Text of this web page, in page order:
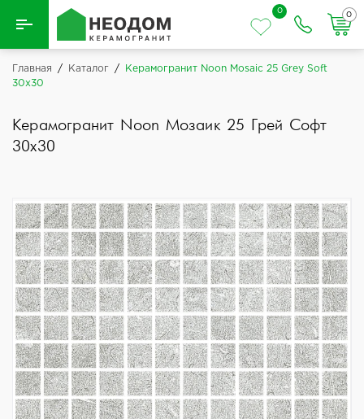
Назад
0
0
Главная / Каталог /
Керамогранит Noon Mosaic 25 Grey Soft
30x30
Керамогранит Noon Мозаик 25 Грей Софт
30x30